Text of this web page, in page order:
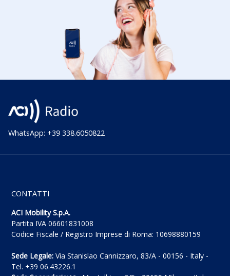
WhatsApp: +39 338.6050822
CONTATTI
ACI Mobility S.p.A.
Partita IVA 06601831008
Codice Fiscale / Registro Imprese di Roma: 10698880159
Sede Legale: Via Stanislao Cannizzaro, 83/A - 00156 - Italy -
Tel. +39 06.43226.1